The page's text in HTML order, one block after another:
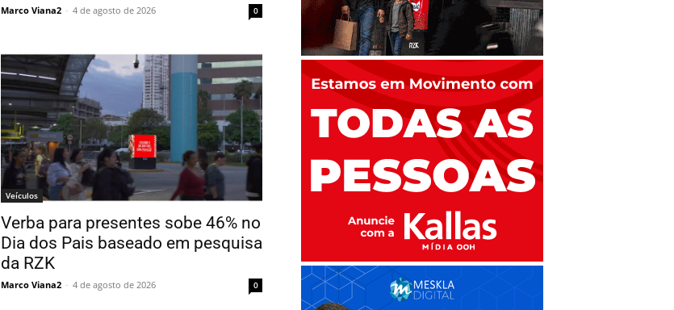
Marco Viana2 - 4 de agosto de 2026 0
Veículos
Verba para presentes sobe 46% no
Dia dos Pais baseado em pesquisa
da RZK
Marco Viana2 - 4 de agosto de 2026 0